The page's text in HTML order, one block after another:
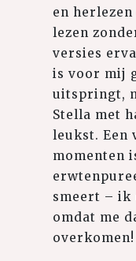
en
lezen
versies
is voor mij
uitspringt,
Stella met
leukst. Een
momenten
smeert – ik
omdat me
overkomen!